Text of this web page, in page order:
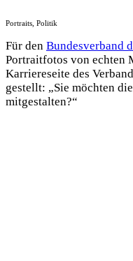
Portraits, Politik
Für den Bundesverband
Portraitfotos von echten
Karriereseite des
gestellt: „Sie möchten
mitgestalten?“